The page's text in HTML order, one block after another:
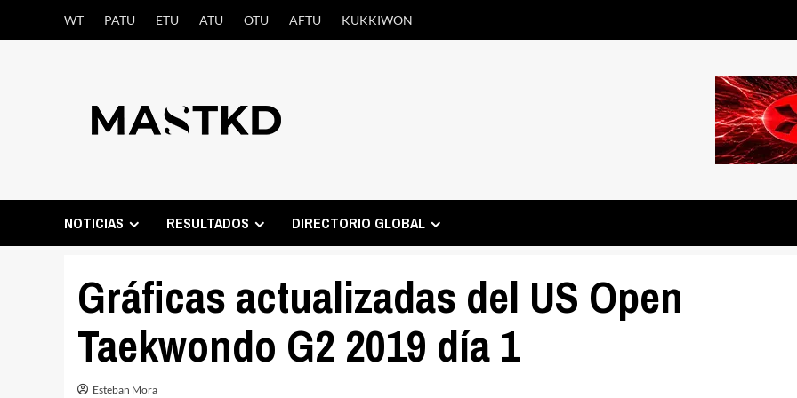
WT PATU ETU ATU OTU AFTU KUKKIWON
NOTICIAS RESULTADOS DIRECTORIO GLOBAL
Gráficas actualizadas del US Open
Taekwondo G2 2019 día 1
Esteban Mora